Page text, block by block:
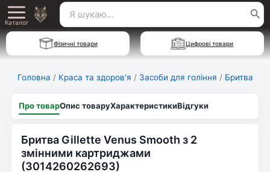
Перейти
до
вмісту
Main
Menu
Каталог
Пошук
для:
Фізичні товари Цифрові товари
Головна / Краса та здоров'я / Засоби для гоління / Бритва
Про товарОпис товаруХарактеристикиВідгуки
Бритва Gillette Venus Smooth з 2
змінними картриджами
(3014260262693)